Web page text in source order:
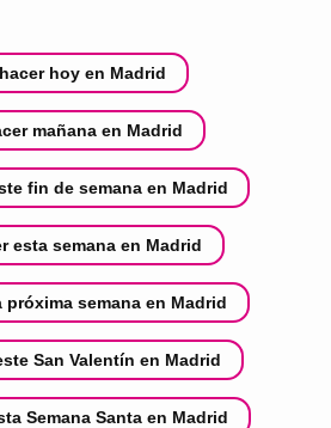
hoy en Madrid
mañana en Madrid
fin de semana en Madrid
esta semana en Madrid
próxima semana en Madrid
San Valentín en Madrid
Semana Santa en Madrid